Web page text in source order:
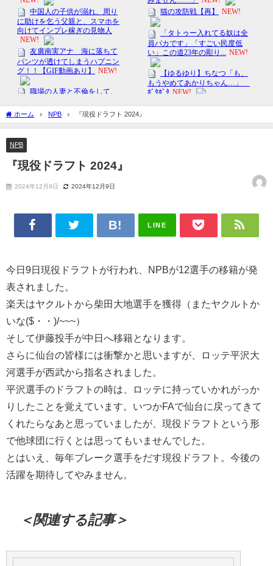
ホーム NPB 『現役ドラフト 2024』
NPB
『現役ドラフト 2024』
2024年12月9日 2024年12月9日
LINE
今日9日現役ドラフトが行われ、NPBが12選手の移籍が発
表されました。
楽天はヤクルトから柴田大地選手を獲得（またヤクルトか
いな($・・)/~~~）
そして伊藤投手が中日へ移籍となります。
さらに仙台の皆様には衝撃かと思いますが、ロッテ平沢大
河選手が西武から指名されました。
平沢選手のドラフトの時は、ロッテに持っていかれがっか
りしたことを覚えています。いつかFAで仙台に戻ってきて
くれたらなあと思っていましたが、現役ドラフトという形
で他球団に行くとは思ってもいませんでした。
とはいえ、毎年ブレーク選手をだす現役ドラフト。今後の
活躍を期待してやみません。
＜関連する記事＞